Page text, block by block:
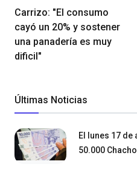
Carrizo: "El consumo
cayó un 20% y sostener
una panadería es muy
dificil"
Últimas Noticias
El lunes 17
50.000